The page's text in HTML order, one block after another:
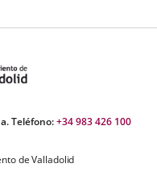
Teléfono:+34 983 426 100
de Valladolid